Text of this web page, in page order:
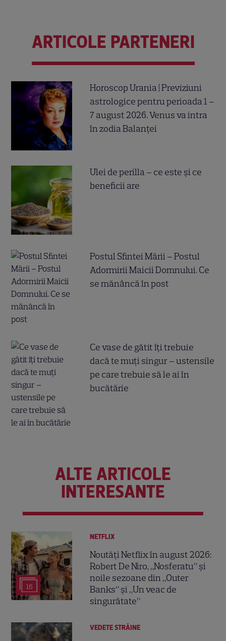
ARTICOLE PARTENERI
Horoscop Urania | Previziuni
astrologice pentru perioada 1 –
7 august 2026. Venus va intra
în zodia Balanței
Ulei de perilla – ce este și ce
beneficii are
Postul Sfintei Mării – Postul
Adormirii Maicii Domnului. Ce
se mănâncă în post
Ce vase de gătit îți trebuie
dacă te muți singur – ustensile
pe care trebuie să le ai în
bucătărie
ALTE ARTICOLE
INTERESANTE
16
NETFLIX
Noutăți Netflix în august 2026:
Robert De Niro, „Nosferatu” și
noile sezoane din „Outer
Banks” și „Un veac de
singurătate”
VEDETE STRĂINE